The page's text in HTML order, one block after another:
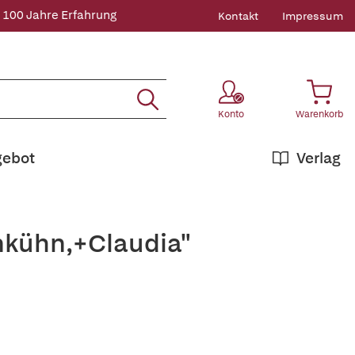
100 Jahre Erfahrung Kontakt Impressum
Konto Warenkorb
Verlag